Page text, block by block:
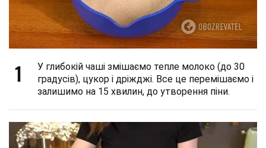
1
У глибокій чаші змішаємо тепле молоко (до 30
градусів), цукор і дріжджі. Все це перемішаємо і
залишимо на 15 хвилин, до утворення піни.